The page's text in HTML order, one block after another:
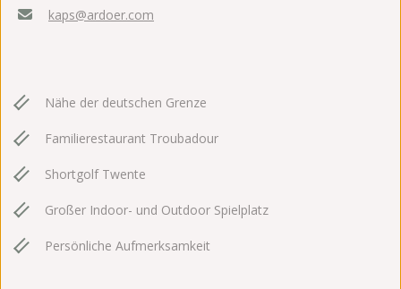
kaps@ardoer.com
Nähe der deutschen Grenze
Familierestaurant Troubadour
Shortgolf Twente
Großer Indoor- und Outdoor Spielplatz
Persönliche Aufmerksamkeit